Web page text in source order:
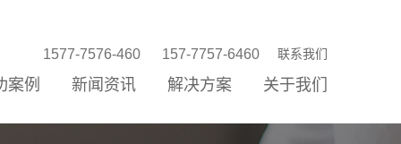
1577-7576-460 157-7757-6460 联系我们
案例 新闻资讯 解决方案 关于我们